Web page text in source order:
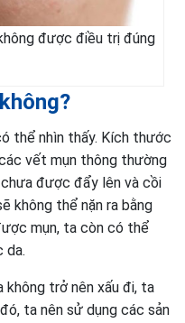
được điều trị đúng
thể nhìn thấy. Kích thước
vết mụn thông thường
chưa được đẩy lên và cồi
không thể nặn ra bằng
mụn, ta còn có thể
da.
không trở nên xấu đi, ta
ta nên sử dụng các sản